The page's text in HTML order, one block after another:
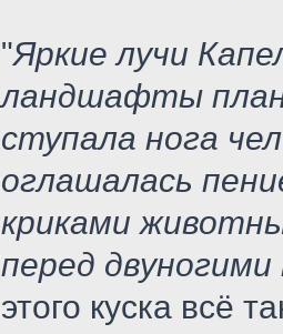
"Яркие лучи
ландшафты
ступала нога
оглашалась
криками
перед
этого куска всё